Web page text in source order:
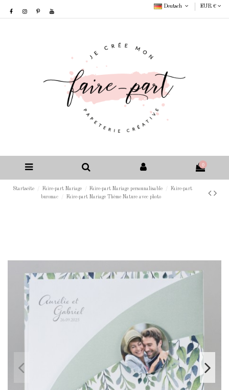
Deutsch EUR €
0
Startseite Faire-part Mariage Faire-part Mariage personnalisable
Faire-part
buromac
Faire-part Mariage Thème Nature avec photo